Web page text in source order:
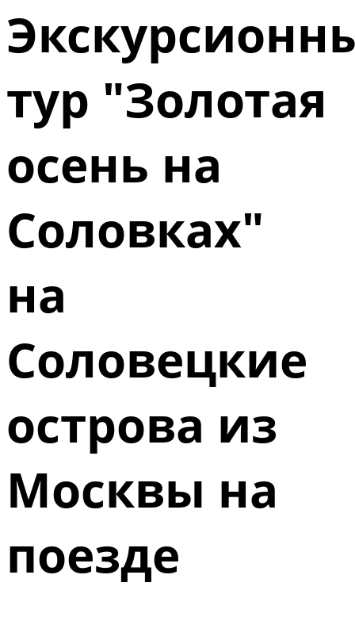
тур "Золотая
осень на
Соловках"
на
Соловецкие
острова из
Москвы на
поезде